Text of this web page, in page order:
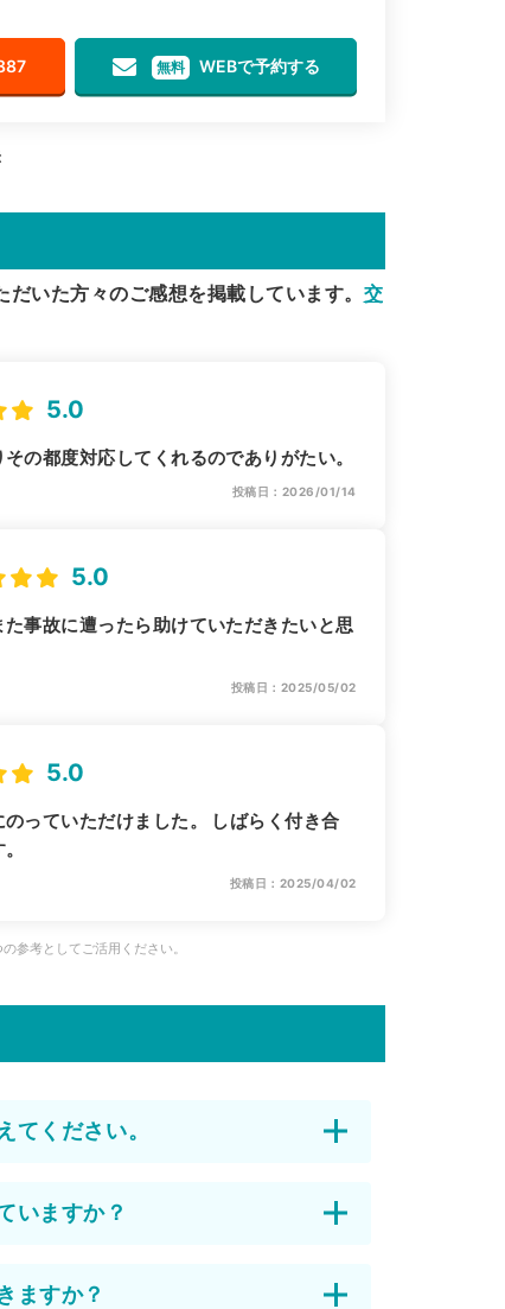
無料 WEBで予約する
いた方々のご感想を掲載しています。 交
5.0
の都度対応してくれるのでありがたい。
投稿日：2026/01/14
5.0
事故に遭ったら助けていただきたいと思
投稿日：2025/05/02
5.0
っていただけました。 しばらく付き合
投稿日：2025/04/02
参考としてご活用ください。
てください。
いますか？
ますか？